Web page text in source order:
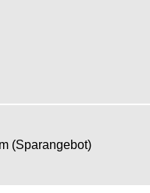
(Sparangebot)